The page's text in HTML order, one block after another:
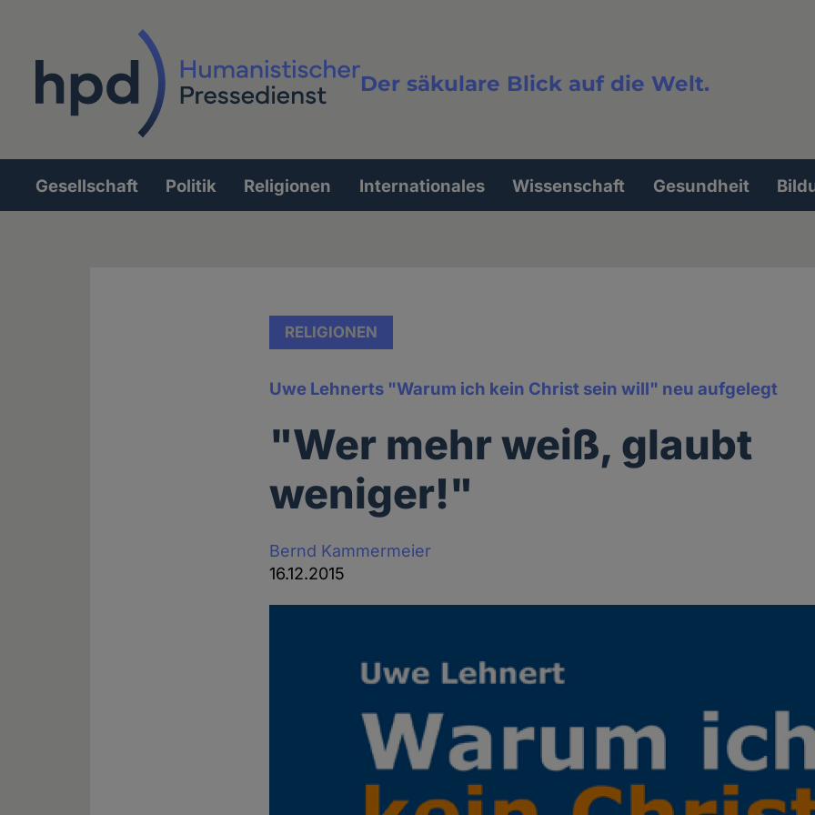
Der säkulare Blick auf die Welt.
Volltextsuche
Hauptnavigation
Gesellschaft Politik Religionen Internationales Wissenschaft Gesundheit
RELIGIONEN
Uwe Lehnerts "Warum ich kein Christ sein will" neu aufgelegt
"Wer mehr weiß, glaubt
weniger!"
Bernd Kammermeier
16.12.2015